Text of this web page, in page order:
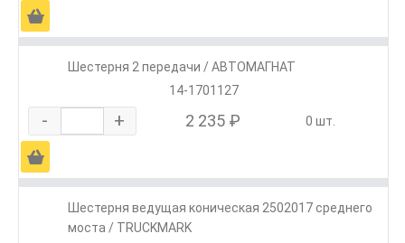
Ä
Шестерня 2 передачи / АВТОМАГНАТ
14-1701127
- + 2 235 ₽ 0 шт.
Ä
Шестерня ведущая коническая 2502017 среднего
моста / TRUCKMARK